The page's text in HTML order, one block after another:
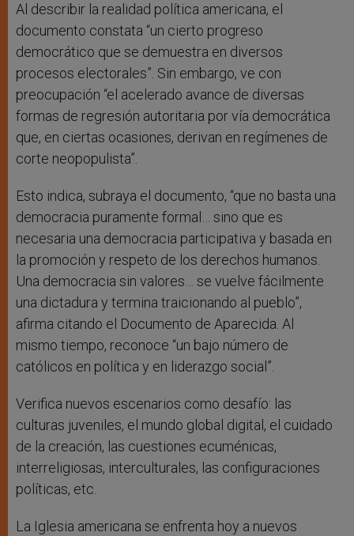
Al describir la realidad política americana, el
documento constata “un cierto progreso
democrático que se demuestra en diversos
procesos electorales”. Sin embargo, ve con
preocupación “el acelerado avance de diversas
formas de regresión autoritaria por vía democrática
que, en ciertas ocasiones, derivan en regímenes de
corte neopopulista”.
Esto indica, subraya el documento, “que no basta una
democracia puramente formal… sino que es
necesaria una democracia participativa y basada en
la promoción y respeto de los derechos humanos.
Una democracia sin valores… se vuelve fácilmente
una dictadura y termina traicionando al pueblo”,
afirma citando el Documento de Aparecida. Al
mismo tiempo, reconoce “un bajo número de
católicos en política y en liderazgo social”.
Verifica nuevos escenarios como desafío: las
culturas juveniles, el mundo global digital, el cuidado
de la creación, las cuestiones ecuménicas,
interreligiosas, interculturales, las configuraciones
políticas, etc.
La Iglesia americana se enfrenta hoy a nuevos